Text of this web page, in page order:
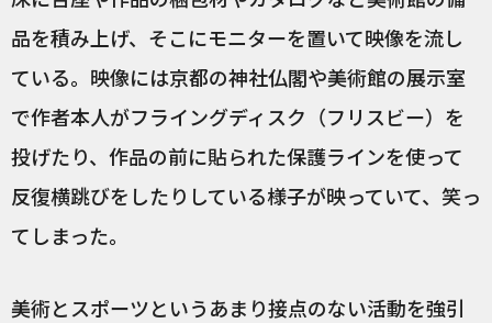
品を積み上げ、そこにモニターを置いて映像を流し
ている。映像には京都の神社仏閣や美術館の展示室
で作者本人がフライングディスク（フリスビー）を
投げたり、作品の前に貼られた保護ラインを使って
反復横跳びをしたりしている様子が映っていて、笑っ
てしまった。
美術とスポーツというあまり接点のない活動を強引